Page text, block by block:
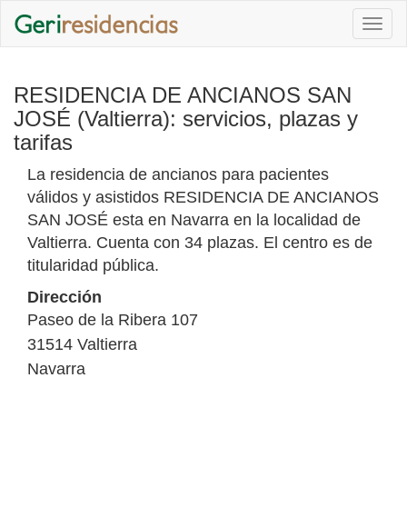
RESIDENCIA DE ANCIANOS SAN
JOSÉ (Valtierra): servicios, plazas y
tarifas
La residencia de ancianos para pacientes
válidos y asistidos RESIDENCIA DE ANCIANOS
SAN JOSÉ esta en Navarra en la localidad de
Valtierra. Cuenta con 34 plazas. El centro es de
titularidad pública.
Dirección
Paseo de la Ribera 107
31514 Valtierra
Navarra